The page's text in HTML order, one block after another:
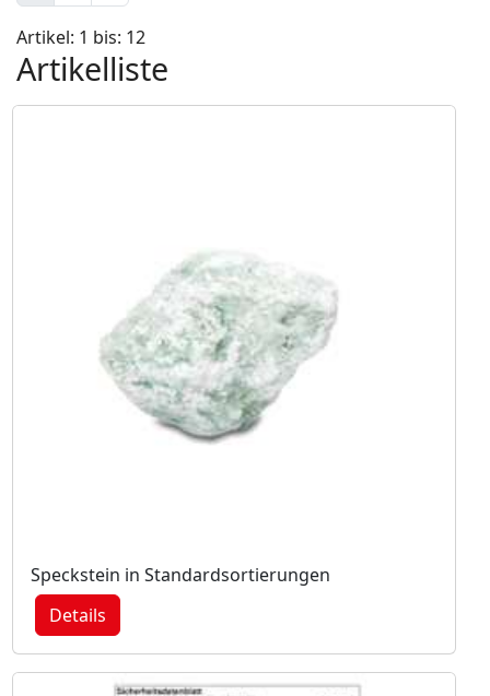
Artikel: 1 bis: 12
Artikelliste
Speckstein in Standardsortierungen
Details